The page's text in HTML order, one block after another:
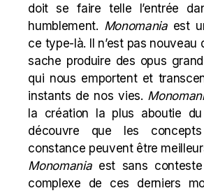
doit se faire telle l’entrée
humblement. Monomaniaest
ce type-là. Il n’est pas nouveau
sache produire des opus
qui nous emportent et
instants de nos vies.
la création la plus aboutie
découvre que les
constance peuvent être
Monomaniaest sans conteste
complexe de ces derniers